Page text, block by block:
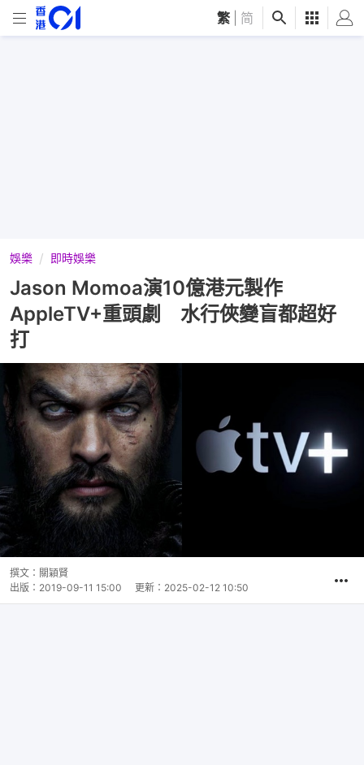
繁 简
娛樂 即時娛樂
Jason Momoa演10億港元製作
AppleTV+重頭劇 水行俠變盲都超好
打
撰文： 關穎賢
出版： 2019-09-11 15:00 更新： 2025-02-12 10:50